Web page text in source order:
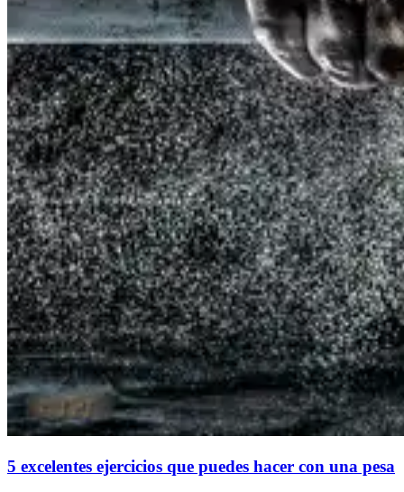
5 excelentes ejercicios que puedes hacer con una pesa